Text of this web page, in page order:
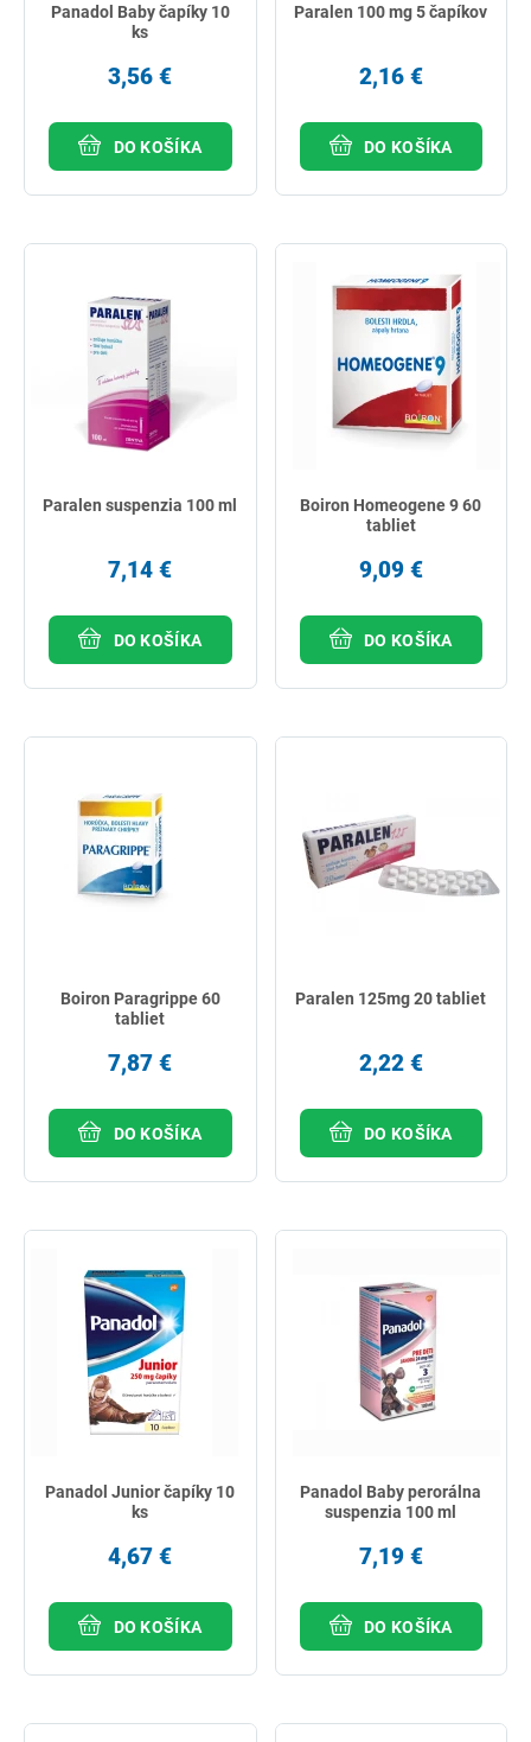
Panadol Baby čapíky 10
ks
3,56 €
DO KOŠÍKA
Paralen 100 mg 5 čapíkov
2,16 €
DO KOŠÍKA
Paralen suspenzia 100 ml
7,14 €
DO KOŠÍKA
Boiron Homeogene 9 60
tabliet
9,09 €
DO KOŠÍKA
Boiron Paragrippe 60
tabliet
7,87 €
DO KOŠÍKA
Paralen 125mg 20 tabliet
2,22 €
DO KOŠÍKA
Panadol Junior čapíky 10
ks
4,67 €
DO KOŠÍKA
Panadol Baby perorálna
suspenzia 100 ml
7,19 €
DO KOŠÍKA